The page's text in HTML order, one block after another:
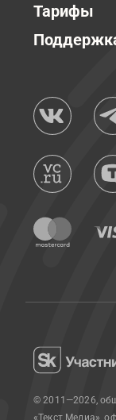
Тарифы
© 2011—2026,
«Текст Медиа»,